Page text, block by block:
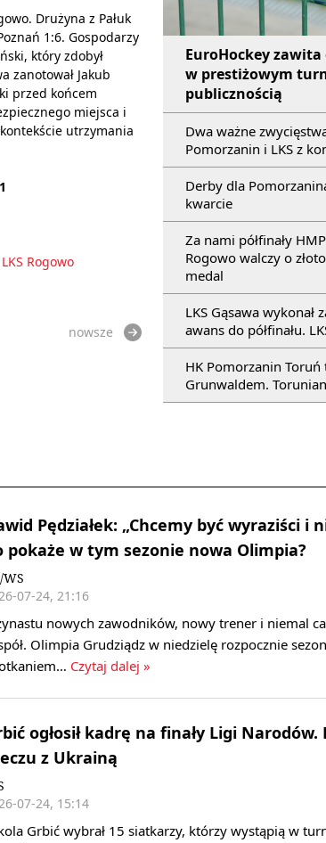
EuroHockey zawita
w prestiżowym
publicznością
Dwa ważne
Pomorzanin i LKS z
Derby dla
kwarcie
Za nami półfinały
Rogowo walczy o
medal
LKS Gąsawa wykonał
awans do półfinału.
HK Pomorzanin Toruń
Grunwaldem.
Drużyna z Pałuk
1:6. Gospodarzy
który zdobył
zanotował Jakub
przed końcem
miejsca i
utrzymania
LKS Rogowo
nowsze
Pędziałek: „Chcemy być wyraziści i
pokaże w tym sezonie nowa Olimpia?
WS
07-24, 21:16
nowych zawodników, nowy trener i niemal
Olimpia Grudziądz w niedzielę rozpocznie
Czytaj dalej »
ogłosił kadrę na finały Ligi
z Ukrainą
07-24, 15:14
Grbić wybrał 15 siatkarzy, którzy wystąpią w